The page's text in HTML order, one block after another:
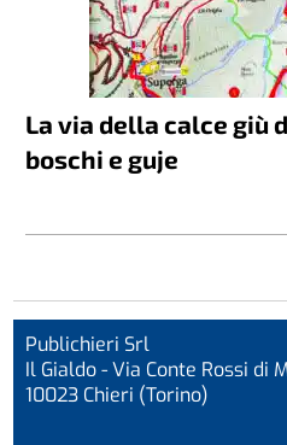
La via della calce giù
boschi e guje
Publichieri Srl
Il Gialdo - Via Conte Rossi di
10023 Chieri (Torino)